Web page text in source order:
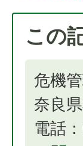
この
危機
奈良
電話